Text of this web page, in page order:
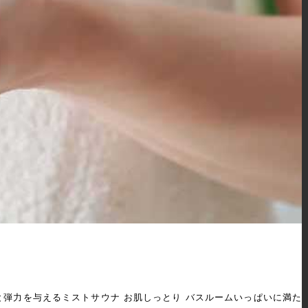
力を与えるミストサウナ お肌しっとり バスルームいっぱいに満た